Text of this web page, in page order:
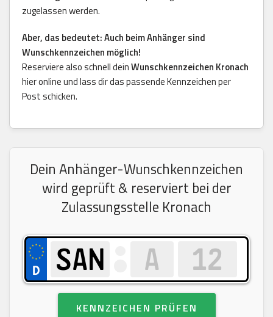
zugelassen werden.
Aber, das bedeutet: Auch beim Anhänger sind
Wunschkennzeichen möglich!
Reserviere also schnell deinWunschkennzeichen Kronach
hier online und lass dir das passende Kennzeichen per
Post schicken.
Dein Anhänger-Wunschkennzeichen
wird geprüft & reserviert bei der
Zulassungsstelle Kronach
KENNZEICHEN PRÜFEN